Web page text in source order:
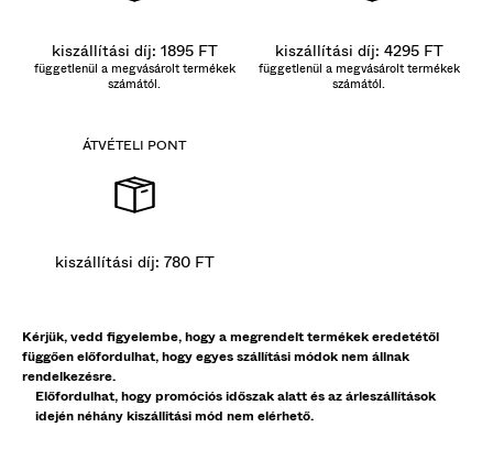
kiszállítási díj: 1895 FT
függetlenül a megvásárolt termékek
számától.
kiszállítási díj: 4295 FT
függetlenül a megvásárolt termékek
számától.
ÁTVÉTELI PONT
kiszállítási díj: 780 FT
Kérjük, vedd figyelembe, hogy a megrendelt termékek eredetétől
függően előfordulhat, hogy egyes szállítási módok nem állnak
rendelkezésre.
Előfordulhat, hogy promóciós időszak alatt és az árleszállítások
idején néhány kiszállitási mód nem elérhető.